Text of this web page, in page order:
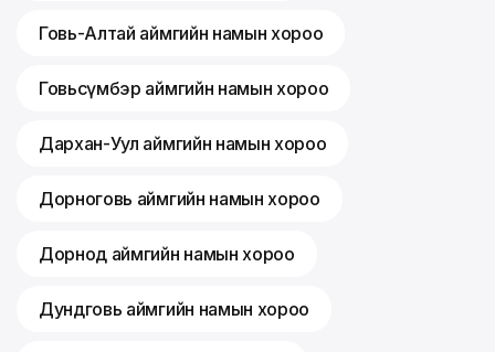
Говь-Алтай аймгийн намын хороо
Говьсүмбэр аймгийн намын хороо
Дархан-Уул аймгийн намын хороо
Дорноговь аймгийн намын хороо
Дорнод аймгийн намын хороо
Дундговь аймгийн намын хороо